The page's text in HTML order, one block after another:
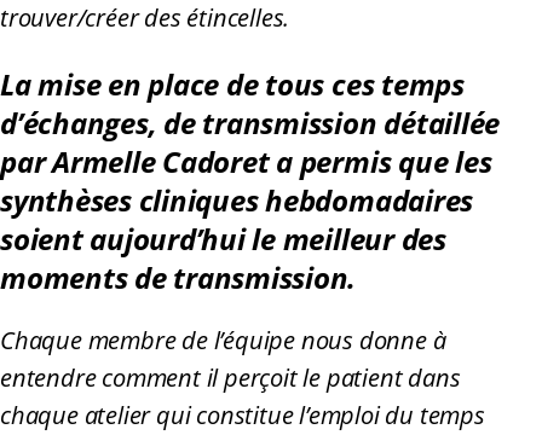
trouver/créer des étincelles.
La mise en place de tous ces temps
d’échanges, de transmission détaillée
par Armelle Cadoret a permis que les
synthèses cliniques hebdomadaires
soient aujourd’hui le meilleur des
moments de transmission.
Chaque membre de l’équipe nous donne à
entendre comment il perçoit le patient dans
chaque atelier qui constitue l’emploi du temps